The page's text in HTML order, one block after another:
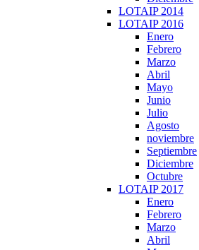
LOTAIP 2014
LOTAIP 2016
Enero
Febrero
Marzo
Abril
Mayo
Junio
Julio
Agosto
noviembre
Septiembre
Diciembre
Octubre
LOTAIP 2017
Enero
Febrero
Marzo
Abril